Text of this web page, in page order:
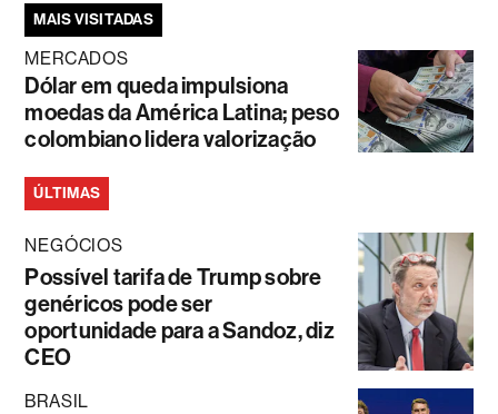
MAIS VISITADAS
MERCADOS
Dólar em queda impulsiona
moedas da América Latina; peso
colombiano lidera valorização
ÚLTIMAS
NEGÓCIOS
Possível tarifa de Trump sobre
genéricos pode ser
oportunidade para a Sandoz, diz
CEO
BRASIL